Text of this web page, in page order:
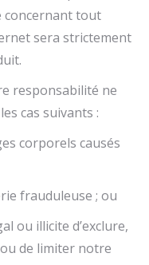
concernant tout
sera strictement
responsabilité ne
cas suivants :
corporels causés
frauduleuse ; ou
ou illicite d’exclure,
de limiter notre